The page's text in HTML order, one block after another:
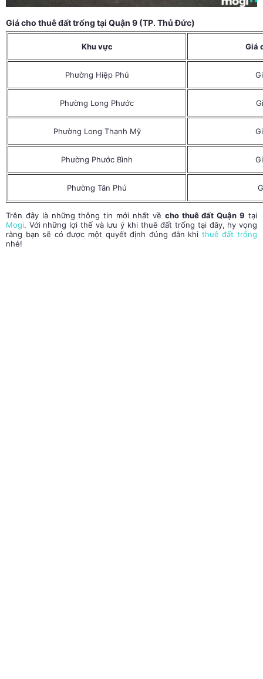
Giá cho thuê đất trống tại Quận 9 (TP. Thủ Đức)
Khu vực Giá
Phường Hiệp Phú
Phường Long Phước
Phường Long Thạnh Mỹ
Phường Phước Bình
Phường Tân Phú
Trên đây là những thông tin mới nhất về cho thuê đất Quận 9 tại
Mogi. Với những lợi thế và lưu ý khi thuê đất trống tại đây, hy vọng
rằng bạn sẽ có được một quyết định đúng đắn khi thuê đất trống
nhé!